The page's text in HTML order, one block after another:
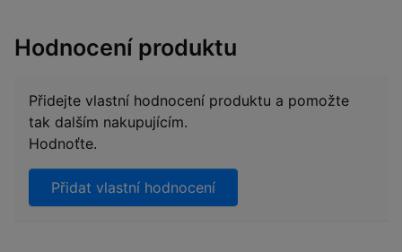
Hodnocení produktu
Přidejte vlastní hodnocení produktu a pomožte
tak dalším nakupujícím.
Hodnoťte.
Přidat vlastní hodnocení